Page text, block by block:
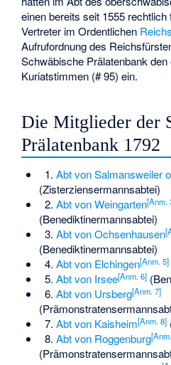
einen bereits seit 1555
Vertreter im Ordentlichen
Aufrufordnung des
Schwäbische Prälatenbank
Kuriatstimmen (# 95) ein.
Die Mitglieder der
Prälatenbank 1792
1. Abt von Salmansweiler
(Zisterziensermannsabtei)
2. Abt von Weingarten[Anm.
(Benediktinermannsabtei)
3. Abt von Ochsenhausen[
(Benediktinermannsabtei)
4. Abt von Elchingen[Anm. 5]
5. Abt von Irsee[Anm. 6]
6. Abt von Ursberg[Anm. 7]
7. Abt von Kaisheim[Anm. 8]
8. Abt von Roggenburg[